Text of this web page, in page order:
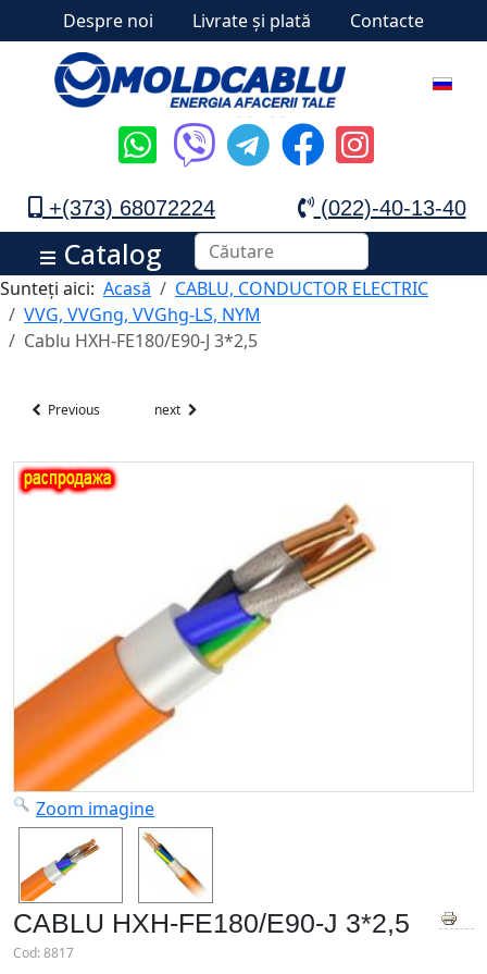
Despre noi Livrate și plată Contacte
+(373) 68072224 (022)-40-13-40
Catalog
Sunteți aici: Acasă
CABLU, CONDUCTOR ELECTRIC
VVG, VVGng, VVGhg-LS, NYM
Cablu HXH-FE180/E90-J 3*2,5
Previous next
Zoom imagine
CABLU HXH-FE180/E90-J 3*2,5
Cod:8817